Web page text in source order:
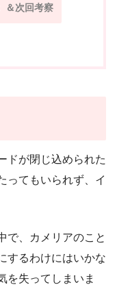
＆次回考察
ドが閉じ込められた
ってもいられず、イ
で、カメリアのこと
するわけにはいかな
を失ってしまいま